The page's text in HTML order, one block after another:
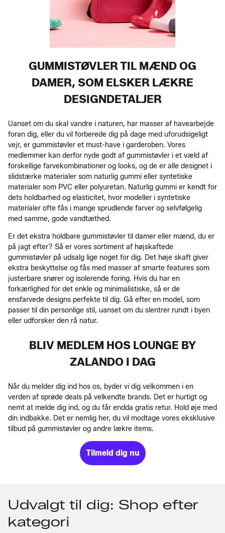
GUMMISTØVLER TIL MÆND OG
DAMER, SOM ELSKER LÆKRE
DESIGNDETALJER
Uanset om du skal vandre i naturen, har masser af havearbejde
foran dig, eller du vil forberede dig på dage med uforudsigeligt
vejr, er gummistøvler et must-have i garderoben. Vores
medlemmer kan derfor nyde godt af gummistøvler i et væld af
forskellige farvekombinationer og looks, og de er alle designet i
slidstærke materialer som naturlig gummi eller syntetiske
materialer som PVC eller polyuretan. Naturlig gummi er kendt for
dets holdbarhed og elasticitet, hvor modeller i syntetiske
materialer ofte fås i mange sprudlende farver og selvfølgelig
med samme, gode vandtæthed.
Er det ekstra holdbare gummistøvler til damer eller mænd, du er
på jagt efter? Så er vores sortiment af højskaftede
gummistøvler på udsalg lige noget for dig. Det høje skaft giver
ekstra beskyttelse og fås med masser af smarte features som
justerbare snører og isolerende foring. Hvis du har en
forkærlighed for det enkle og minimalistiske, så er de
ensfarvede designs perfekte til dig. Gå efter en model, som
passer til din personlige stil, uanset om du slentrer rundt i byen
eller udforsker den rå natur.
BLIV MEDLEM HOS LOUNGE BY
ZALANDO I DAG
Når du melder dig ind hos os, byder vi dig velkommen i en
verden af sprøde deals på velkendte brands. Det er hurtigt og
nemt at melde dig ind, og du får endda gratis retur. Hold øje med
din indbakke. Det er nemlig her, du vil modtage vores eksklusive
tilbud på gummistøvler og andre lækre items.
Tilmeld dig nu
Udvalgt til dig: Shop efter
kategori